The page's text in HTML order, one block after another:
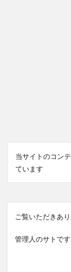
当サイトのコン
ています
ご覧いただきあ
管理人のサトです